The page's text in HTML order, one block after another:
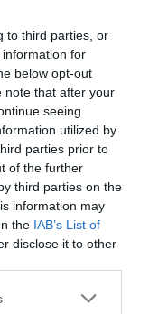
to third parties, or
for
below opt-out
note that after your
seeing
utilized by
parties prior to
of the further
third parties on the
information may
the IAB’s List of
disclose it to other
or more Google
στη